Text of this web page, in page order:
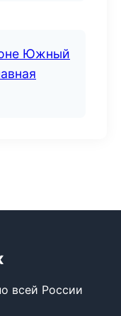
Южный
всей России